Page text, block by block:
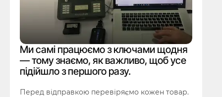
Ми самі працюємо з ключами щодня
— тому знаємо, як важливо, щоб усе
підійшло з першого разу.
Перед відправкою перевіряємо кожен товар.